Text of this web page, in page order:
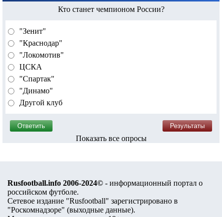
Кто станет чемпионом России?
"Зенит"
"Краснодар"
"Локомотив"
ЦСКА
"Спартак"
"Динамо"
Другой клуб
Показать все опросы
Rusfootball.info 2006-2024© - информационный портал о
российском футболе.
Сетевое издание "Rusfootball" зарегистрировано в
"Роскомнадзоре" (выходные данные).